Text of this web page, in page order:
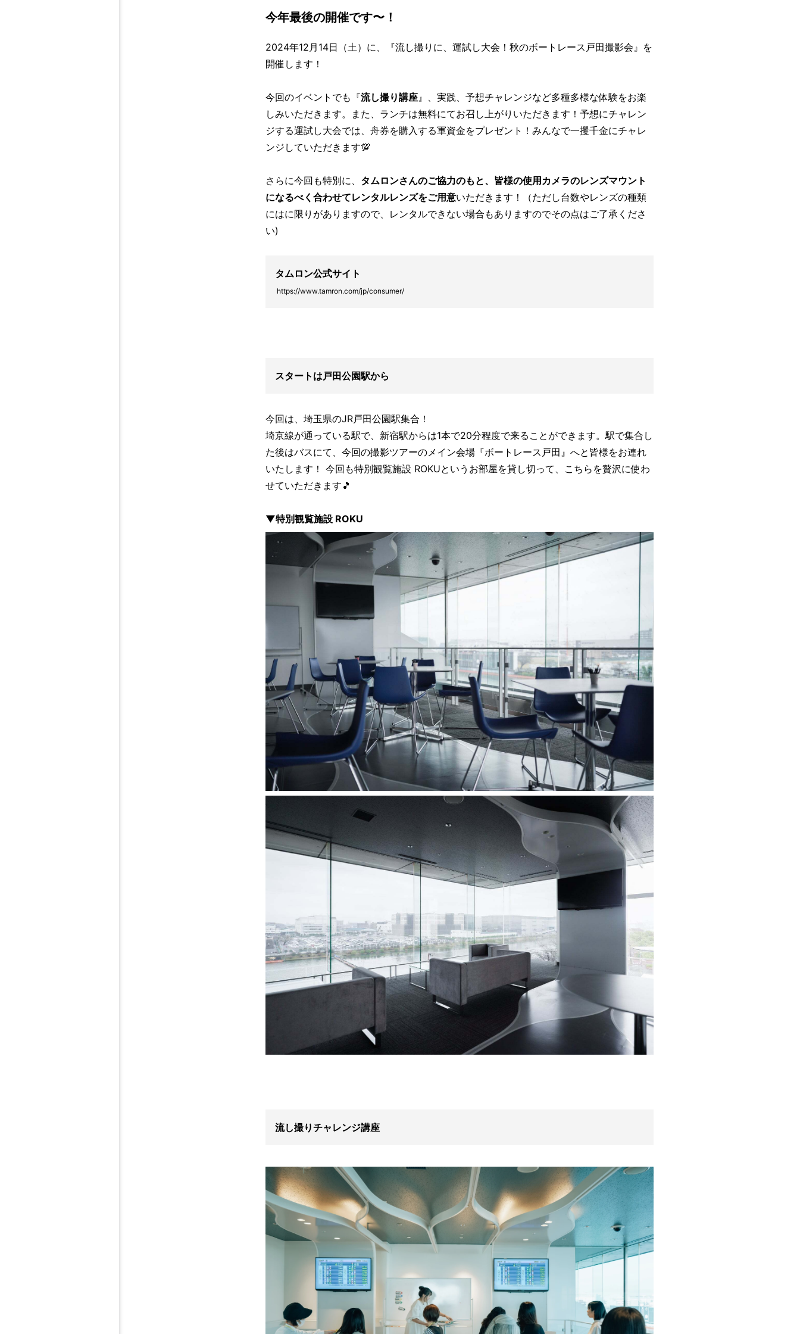
今年最後の開催です〜！
2024年12月14日（土）に、『流し撮りに、運試し大会！秋のボートレース戸田撮影会』を
開催します！
今回のイベントでも『流し撮り講座 』、実践、予想チャレンジなど多種多様な体験をお楽
しみいただきます。また、ランチは無料にてお召し上がりいただきます！予想にチャレン
ジする運試し大会では、舟券を購入する軍資金をプレゼント！みんなで一攫千金にチャレ
ンジしていただきます💯
さらに今回も特別に、 タムロンさんのご協力のもと、皆様の使用カメラのレンズマウント
になるべく合わせてレンタルレンズをご用意いただきます！（ただし台数やレンズの種類
にはに限りがありますので、レンタルできない場合もありますのでその点はご了承くださ
い)
タムロン公式サイト
https://www.tamron.com/jp/consumer/
スタートは戸田公園駅から
今回は、埼玉県のJR戸田公園駅集合！
埼京線が通っている駅で、新宿駅からは1本で20分程度で来ることができます。駅で集合し
た後はバスにて、今回の撮影ツアーのメイン会場『ボートレース戸田』へと皆様をお連れ
いたします！ 今回も特別観覧施設 ROKUというお部屋を貸し切って、こちらを贅沢に使わ
せていただきます🎵
▼特別観覧施設 ROKU
流し撮りチャレンジ講座